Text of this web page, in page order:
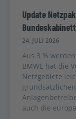
Update
Bundeskabinett
24. JULI 2026
Aus 3 %
BMWE hat die
Netzgebiete
auch die